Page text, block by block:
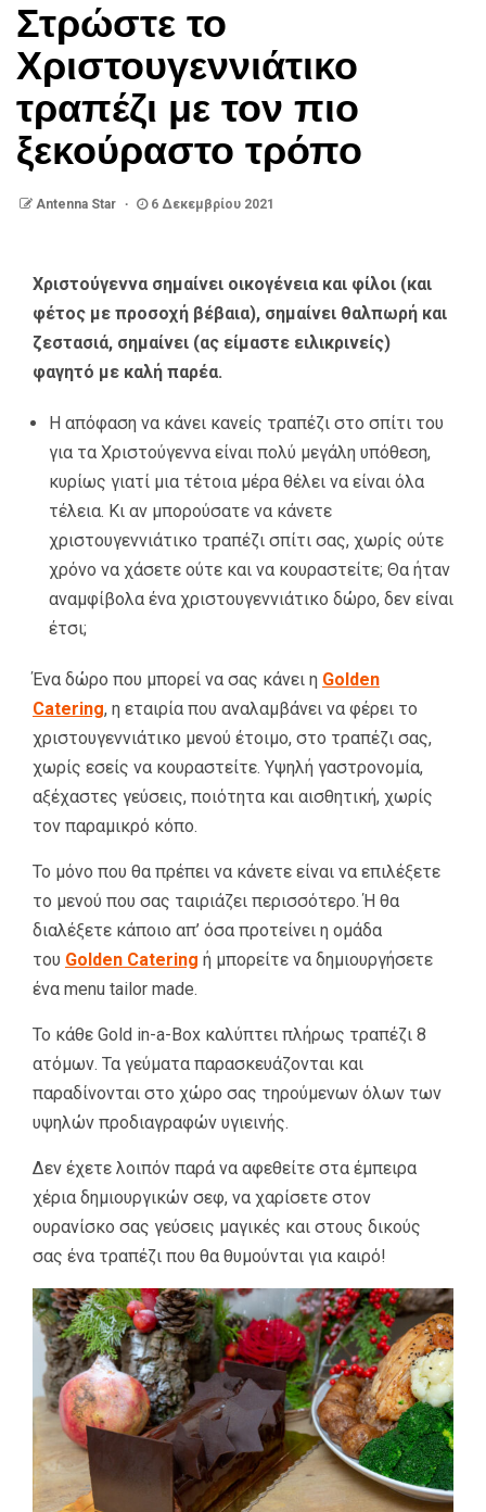
Στρώστε το
Χριστουγεννιάτικο
τραπέζι με τον πιο
ξεκούραστο τρόπο
Antenna Star 6 Δεκεμβρίου 2021
Χριστούγεννα σημαίνει οικογένεια και φίλοι (και
φέτος με προσοχή βέβαια), σημαίνει θαλπωρή και
ζεστασιά, σημαίνει (ας είμαστε ειλικρινείς)
φαγητό με καλή παρέα.
Η απόφαση να κάνει κανείς τραπέζι στο σπίτι του
για τα Χριστούγεννα είναι πολύ μεγάλη υπόθεση,
κυρίως γιατί μια τέτοια μέρα θέλει να είναι όλα
τέλεια. Κι αν μπορούσατε να κάνετε
χριστουγεννιάτικο τραπέζι σπίτι σας, χωρίς ούτε
χρόνο να χάσετε ούτε και να κουραστείτε; Θα ήταν
αναμφίβολα ένα χριστουγεννιάτικο δώρο, δεν είναι
έτσι;
Ένα δώρο που μπορεί να σας κάνει η Golden
Catering, η εταιρία που αναλαμβάνει να φέρει το
χριστουγεννιάτικο μενού έτοιμο, στο τραπέζι σας,
χωρίς εσείς να κουραστείτε. Υψηλή γαστρονομία,
αξέχαστες γεύσεις, ποιότητα και αισθητική, χωρίς
τον παραμικρό κόπο.
Το μόνο που θα πρέπει να κάνετε είναι να επιλέξετε
το μενού που σας ταιριάζει περισσότερο. Ή θα
διαλέξετε κάποιο απ’ όσα προτείνει η ομάδα
του Golden Catering ή μπορείτε να δημιουργήσετε
ένα menu tailor made.
Το κάθε Gold in-a-Βox καλύπτει πλήρως τραπέζι 8
ατόμων. Τα γεύματα παρασκευάζονται και
παραδίνονται στο χώρο σας τηρούμενων όλων των
υψηλών προδιαγραφών υγιεινής.
Δεν έχετε λοιπόν παρά να αφεθείτε στα έμπειρα
χέρια δημιουργικών σεφ, να χαρίσετε στον
ουρανίσκο σας γεύσεις μαγικές και στους δικούς
σας ένα τραπέζι που θα θυμούνται για καιρό!